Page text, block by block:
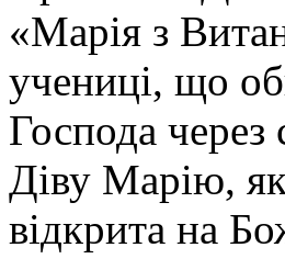
«Марія з
учениці, що
Господа
Діву Марію,
відкрита на